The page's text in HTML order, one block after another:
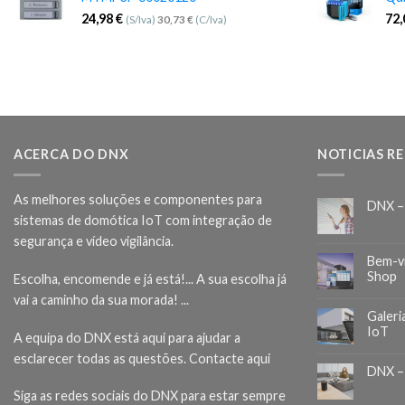
24,98€ (S/Iva) 30,73 € (C/Iva)
ACERCA DO DNX
As melhores soluções e componentes para
sistemas de domótica IoT com integração de
segurança e vídeo vigilância.
Escolha, encomende e já está!... A sua escolha já
vai a caminho da sua morada! ...
A equipa do DNX está aqui para ajudar a
esclarecer todas as questões.Contacte aqui
Siga as redes sociais do DNX para estar sempre
NOTICIAS
DNX
Bem-
Shop
IoT
DNX